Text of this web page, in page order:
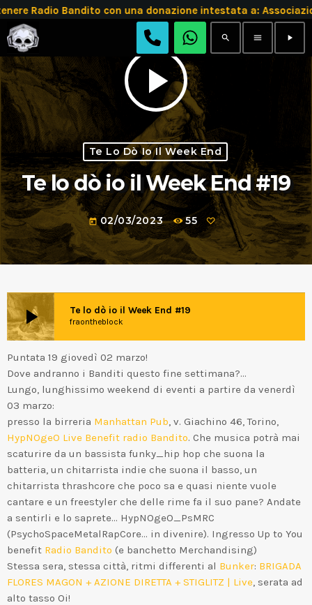
Radio Bandito con una donazione intestata a:
search menu play_arrow
play_arrow
Te Lo Dò Io Il Week End
Te lo dò io il Week End #19
today 02/03/2023 55
play_arrow Te lo dò io il Week End #19
fraontheblock
Puntata 19 giovedì 02 marzo!
Dove andranno i Banditi questo fine settimana?…
Lungo, lunghissimo weekend di eventi a partire da venerdì
03 marzo:
presso la birreria Manhattan Pub, v. Giachino 46, Torino,
HypNOgeO Live Benefit radio Bandito. Che musica potrà mai
scaturire da un bassista funky_hip hop che suona la
batteria, un chitarrista indie che suona il basso, un
chitarrista thrashcore che poco sa e quasi niente vuole
cantare e un freestyler che delle rime fa il suo pane? Andate
a sentirli e lo saprete… HypNOgeO_PsMRC
(PsychoSpaceMetalRapCore… in divenire). Ingresso Up to You
benefit Radio Bandito (e banchetto Merchandising)
Stessa sera, stessa città, ritmi differenti al Bunker: BRIGADA
FLORES MAGON + AZIONE DIRETTA + STIGLITZ | Live, serata ad
alto tasso Oi!